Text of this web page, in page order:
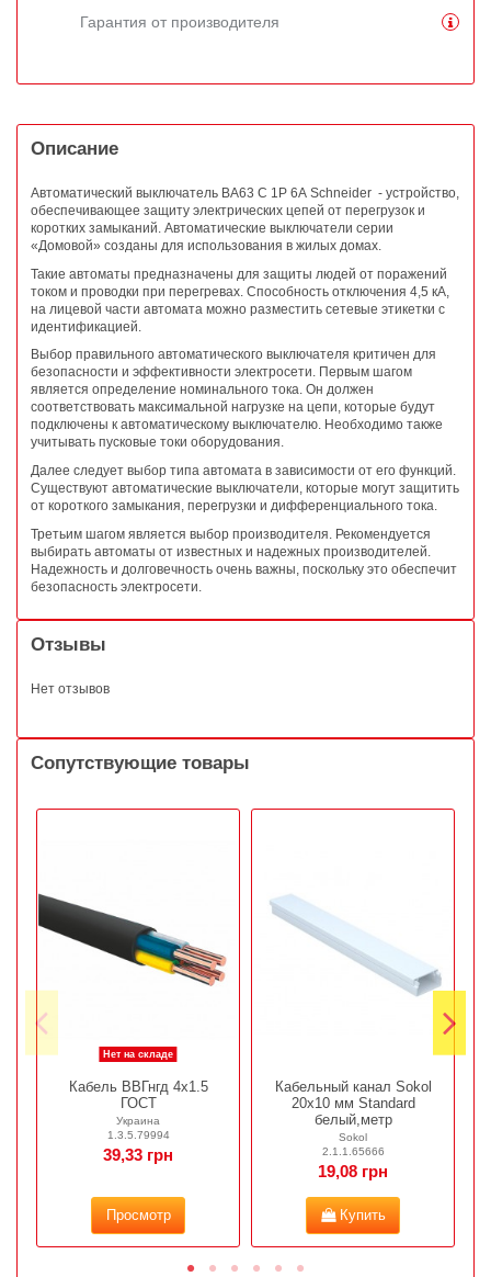
Гарантия от производителя
Описание
Автоматический выключатель ВА63 C 1Р 6А Schneider - устройство,
обеспечивающее защиту электрических цепей от перегрузок и
коротких замыканий. Автоматические выключатели серии
«Домовой» созданы для использования в жилых домах.
Такие автоматы предназначены для защиты людей от поражений
током и проводки при перегревах. Способность отключения 4,5 кА,
на лицевой части автомата можно разместить сетевые этикетки с
идентификацией.
Выбор правильного автоматического выключателя критичен для
безопасности и эффективности электросети. Первым шагом
является определение номинального тока. Он должен
соответствовать максимальной нагрузке на цепи, которые будут
подключены к автоматическому выключателю. Необходимо также
учитывать пусковые токи оборудования.
Далее следует выбор типа автомата в зависимости от его функций.
Существуют автоматические выключатели, которые могут защитить
от короткого замыкания, перегрузки и дифференциального тока.
Третьим шагом является выбор производителя. Рекомендуется
выбирать автоматы от известных и надежных производителей.
Надежность и долговечность очень важны, поскольку это обеспечит
безопасность электросети.
Отзывы
Нет отзывов
Сопутствующие товары
Нет на складе
Кабель ВВГнгд 4х1.5
ГОСТ
Украина
1.3.5.79994
39,33 грн
Просмотр
Кабельный канал Sokol
20х10 мм Standard
белый,метр
Sokol
2.1.1.65666
19,08 грн
Купить